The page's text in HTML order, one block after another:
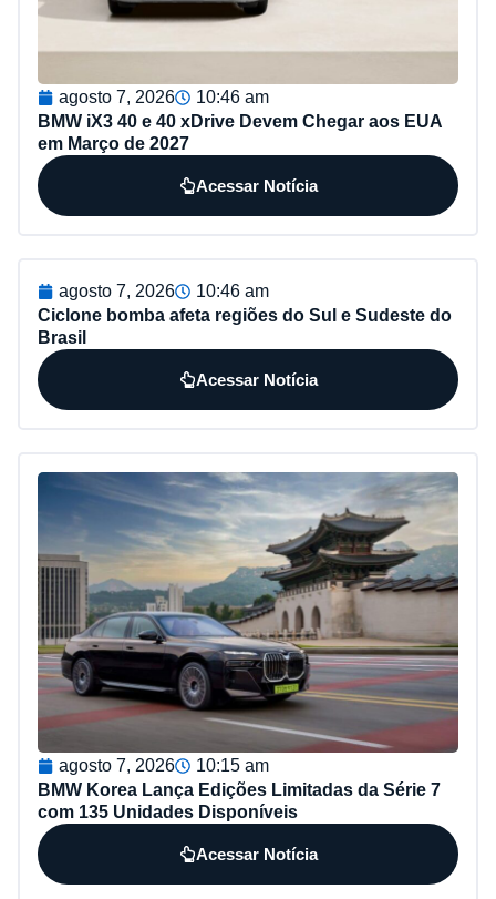
agosto 7, 2026
10:46 am
BMW iX3 40 e 40 xDrive Devem Chegar aos EUA
em Março de 2027
Acessar Notícia
agosto 7, 2026
10:46 am
Ciclone bomba afeta regiões do Sul e Sudeste do
Brasil
Acessar Notícia
agosto 7, 2026
10:15 am
BMW Korea Lança Edições Limitadas da Série 7
com 135 Unidades Disponíveis
Acessar Notícia